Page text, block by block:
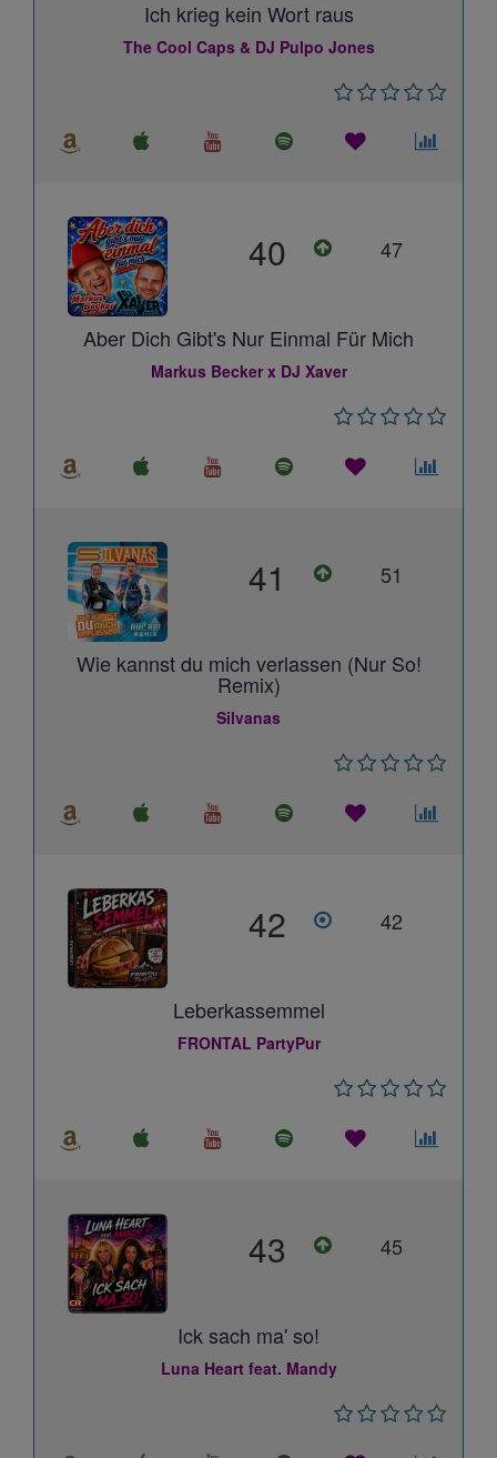
Ich krieg kein Wort raus
The Cool Caps & DJ Pulpo Jones
40 47
Aber Dich Gibt's Nur Einmal Für Mich
Markus Becker x DJ Xaver
41 51
Wie kannst du mich verlassen (Nur So!
Remix)
Silvanas
42 42
Leberkassemmel
FRONTAL PartyPur
43 45
Ick sach ma' so!
Luna Heart feat. Mandy